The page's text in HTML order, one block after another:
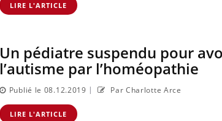
LIRE L'ARTICLE
Un pédiatre suspendu pour
l’autisme par l’homéopathie
Publié le 08.12.2019 | Par Charlotte Arce
LIRE L'ARTICLE